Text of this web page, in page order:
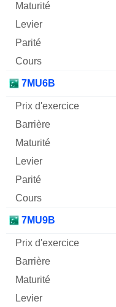
7MU6B
7MU9B